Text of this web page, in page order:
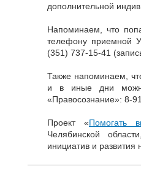
дополнительной
Напоминаем, что
телефону приемной
(351) 737-15-41
Также напоминаем,
и в иные дни
«Правосознание»: 8-
Проект «Помогать
Челябинской
инициатив и развития